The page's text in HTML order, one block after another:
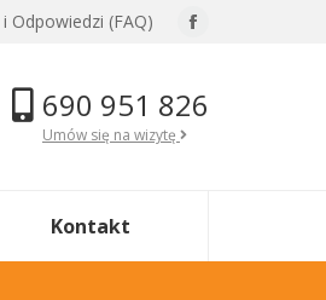
Odpowiedzi (FAQ)
Facebook
opens
690 951 826
Umów się na wizytę
Kontakt